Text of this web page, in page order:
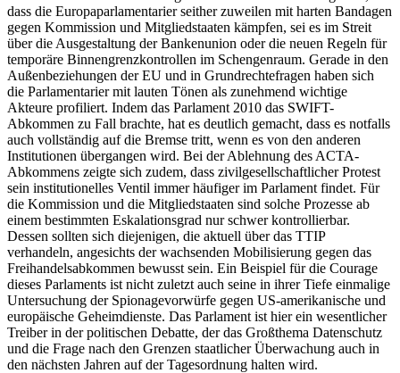
dass die Europaparlamentarier seither zuweilen mit harten Bandagen
gegen Kommission und Mitgliedstaaten kämpfen, sei es im Streit
über die Ausgestaltung der Bankenunion oder die neuen Regeln für
temporäre Binnengrenzkontrollen im Schengenraum. Gerade in den
Außenbeziehungen der EU und in Grundrechtefragen haben sich
die Parlamentarier mit lauten Tönen als zunehmend wichtige
Akteure profiliert. Indem das Parlament 2010 das SWIFT-
Abkommen zu Fall brachte, hat es deutlich gemacht, dass es notfalls
auch vollständig auf die Bremse tritt, wenn es von den anderen
Institutionen übergangen wird. Bei der Ablehnung des ACTA-
Abkommens zeigte sich zudem, dass zivilgesellschaftlicher Protest
sein institutionelles Ventil immer häufiger im Parlament findet. Für
die Kommission und die Mitgliedstaaten sind solche Prozesse ab
einem bestimmten Eskalationsgrad nur schwer kontrollierbar.
Dessen sollten sich diejenigen, die aktuell über das TTIP
verhandeln, angesichts der wachsenden Mobilisierung gegen das
Freihandelsabkommen bewusst sein. Ein Beispiel für die Courage
dieses Parlaments ist nicht zuletzt auch seine in ihrer Tiefe einmalige
Untersuchung der Spionagevorwürfe gegen US-amerikanische und
europäische Geheimdienste. Das Parlament ist hier ein wesentlicher
Treiber in der politischen Debatte, der das Großthema Datenschutz
und die Frage nach den Grenzen staatlicher Überwachung auch in
den nächsten Jahren auf der Tagesordnung halten wird.